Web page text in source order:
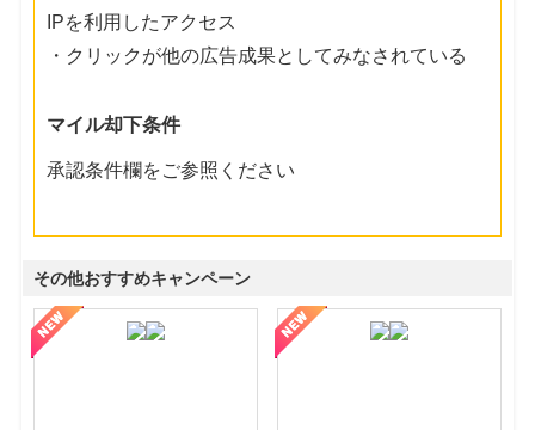
IPを利用したアクセス
・クリックが他の広告成果としてみなされている
マイル却下条件
承認条件欄をご参照ください
その他おすすめキャンペーン